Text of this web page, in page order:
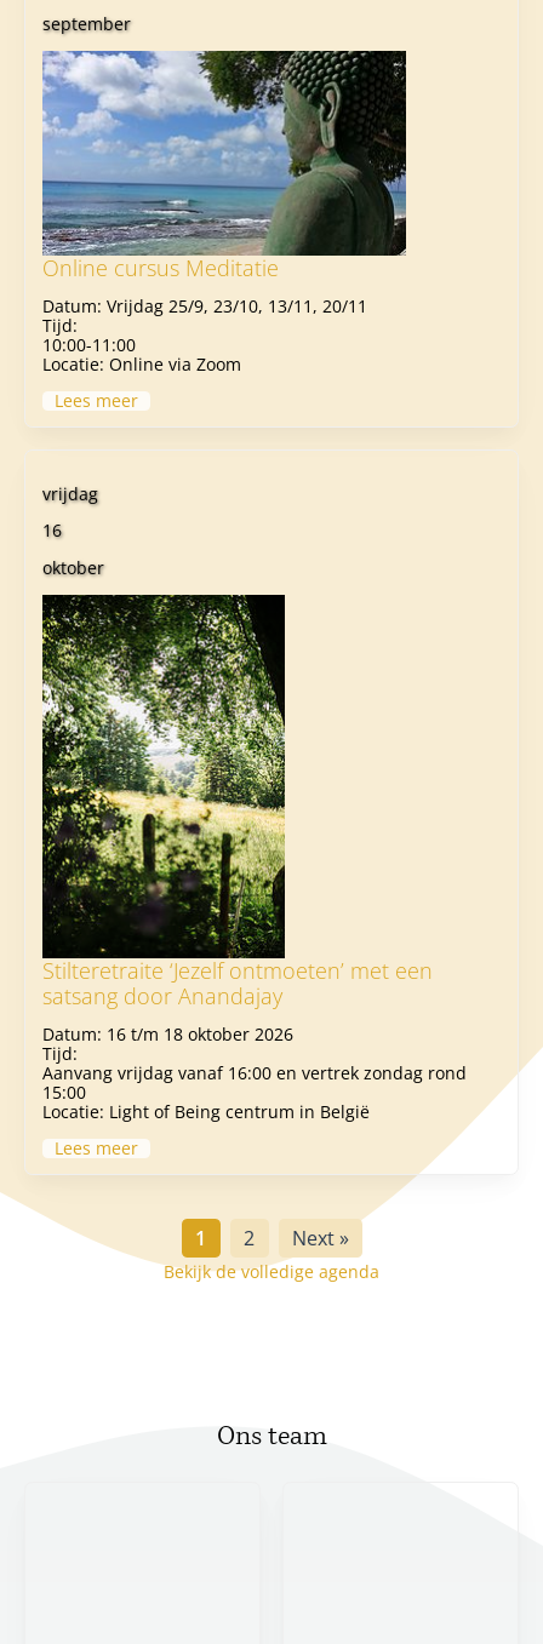
september
Online cursus Meditatie
Datum: Vrijdag 25/9, 23/10, 13/11, 20/11
Tijd:
10:00-11:00
Locatie: Online via Zoom
Lees meer
vrijdag
16
oktober
Stilteretraite ‘Jezelf ontmoeten’ met een
satsang door Anandajay
Datum: 16 t/m 18 oktober 2026
Tijd:
Aanvang vrijdag vanaf 16:00 en vertrek zondag rond
15:00
Locatie: Light of Being centrum in België
Lees meer
1 2 Next »
Bekijk de volledige agenda
Ons team